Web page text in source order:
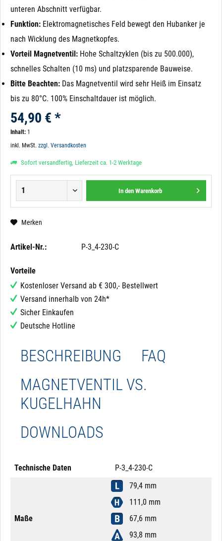
unteren Abschnitt verfügbar.
Funktion: Elektromagnetisches Feld bewegt den Hubanker je
nach Wicklung des Magnetkopfes.
Vorteil Magnetventil: Hohe Schaltzyklen (bis zu 500.000),
schnelles Schalten (10 ms) und platzsparende Bauweise.
Bitte Beachten: Das Magnetventil wird sehr Heiß im Einsatz
bis zu 80°C. 100% Einschaltdauer ist möglich.
54,90 € *
Inhalt: 1
inkl. MwSt. zzgl. Versandkosten
Sofort versandfertig, Lieferzeit ca. 1-2 Werktage
In den Warenkorb
Merken
Artikel-Nr.: P-3_4-230-C
Vorteile
Kostenloser Versand ab € 300,- Bestellwert
Versand innerhalb von 24h*
Sicher Einkaufen
Deutsche Hotline
BESCHREIBUNG
FAQ
MAGNETVENTIL VS.
KUGELHAHN
DOWNLOADS
Technische Daten P-3_4-230-C
Maße
79,4 mm
111,0 mm
67,6 mm
93,8 mm